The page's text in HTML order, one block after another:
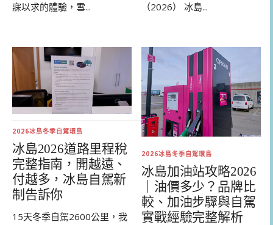
寐以求的體驗，雪...
（2026） 冰島...
2026冰島冬季自駕環島
冰島2026道路里程稅
完整指南，開越遠、
付越多，冰島自駕新
制告訴你
15天冬季自駕2600公里，我
2026冰島冬季自駕環島
冰島加油站攻略2026
｜油價多少？品牌比
較、加油步驟與自駕
實戰經驗完整解析